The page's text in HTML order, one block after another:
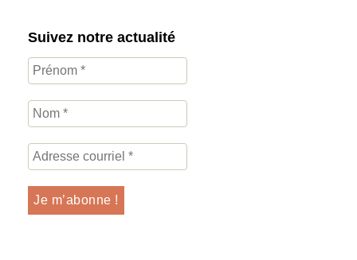
Suivez notre actualité